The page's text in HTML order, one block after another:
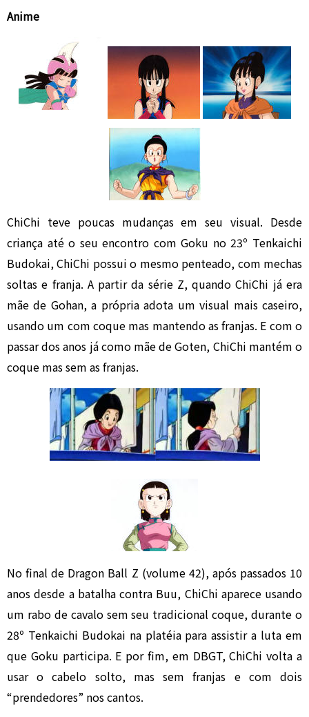
Anime
ChiChi teve poucas mudanças em seu visual. Desde
criança até o seu encontro com Goku no 23º Tenkaichi
Budokai, ChiChi possui o mesmo penteado, com mechas
soltas e franja. A partir da série Z, quando ChiChi já era
mãe de Gohan, a própria adota um visual mais caseiro,
usando um com coque mas mantendo as franjas. E com o
passar dos anos já como mãe de Goten, ChiChi mantém o
coque mas sem as franjas.
No final de Dragon Ball Z (volume 42), após passados 10
anos desde a batalha contra Buu, ChiChi aparece usando
um rabo de cavalo sem seu tradicional coque, durante o
28º Tenkaichi Budokai na platéia para assistir a luta em
que Goku participa. E por fim, em DBGT, ChiChi volta a
usar o cabelo solto, mas sem franjas e com dois
“prendedores” nos cantos.